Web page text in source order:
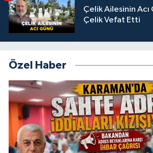
Çelik Ailesinin Acı
Çelik Vefat Etti
Özel Haber